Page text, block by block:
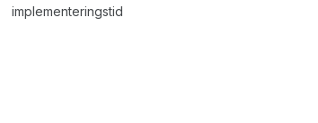
implementeringstid